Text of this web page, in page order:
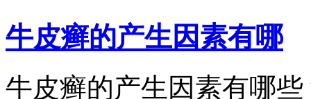
牛皮癣的产生因素有哪
牛皮癣的产生因素有哪